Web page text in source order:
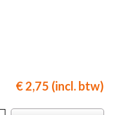
€ 2,75 (incl. btw)